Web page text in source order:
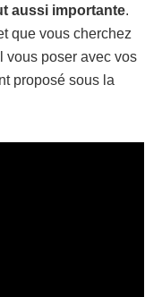
aussi importante.
que vous cherchez
vous poser avec vos
proposé sous la